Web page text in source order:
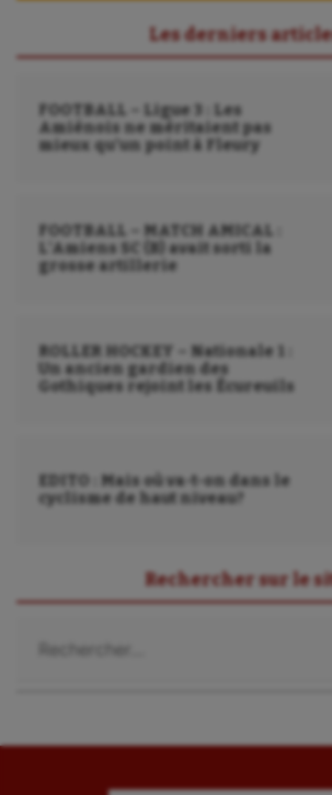
Les derniers
FOOTBALL – Ligue 3 : Les
Amiénois ne méritaient pas
mieux qu’un point à Fleury
FOOTBALL – MATCH AMICAL :
L’Amiens SC (B) avait sorti la
grosse artillerie
ROLLER HOCKEY – Nationale 1 :
Un ancien gardien des
Gothiques rejoint les Écureuils
EDITO : Mais où va-t-on dans le
cyclisme de haut niveau?
Rechercher sur le